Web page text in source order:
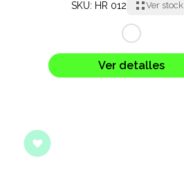
SKU: HR 012 Ver stock
Ver detalles